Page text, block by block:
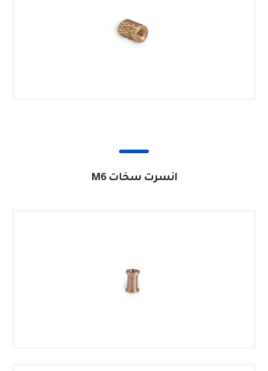
انسرت سخات M6